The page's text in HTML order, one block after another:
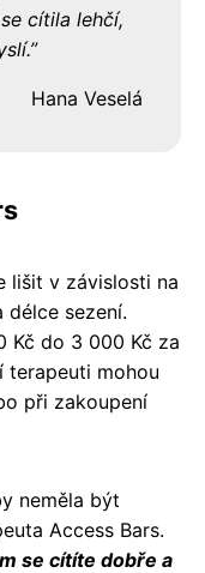
cítila lehčí,
Hana Veselá
lišit v závislosti na
délce sezení.
Kč do 3 000 Kč za
terapeuti mohou
při zakoupení
neměla být
Access Bars.
se cítíte dobře a